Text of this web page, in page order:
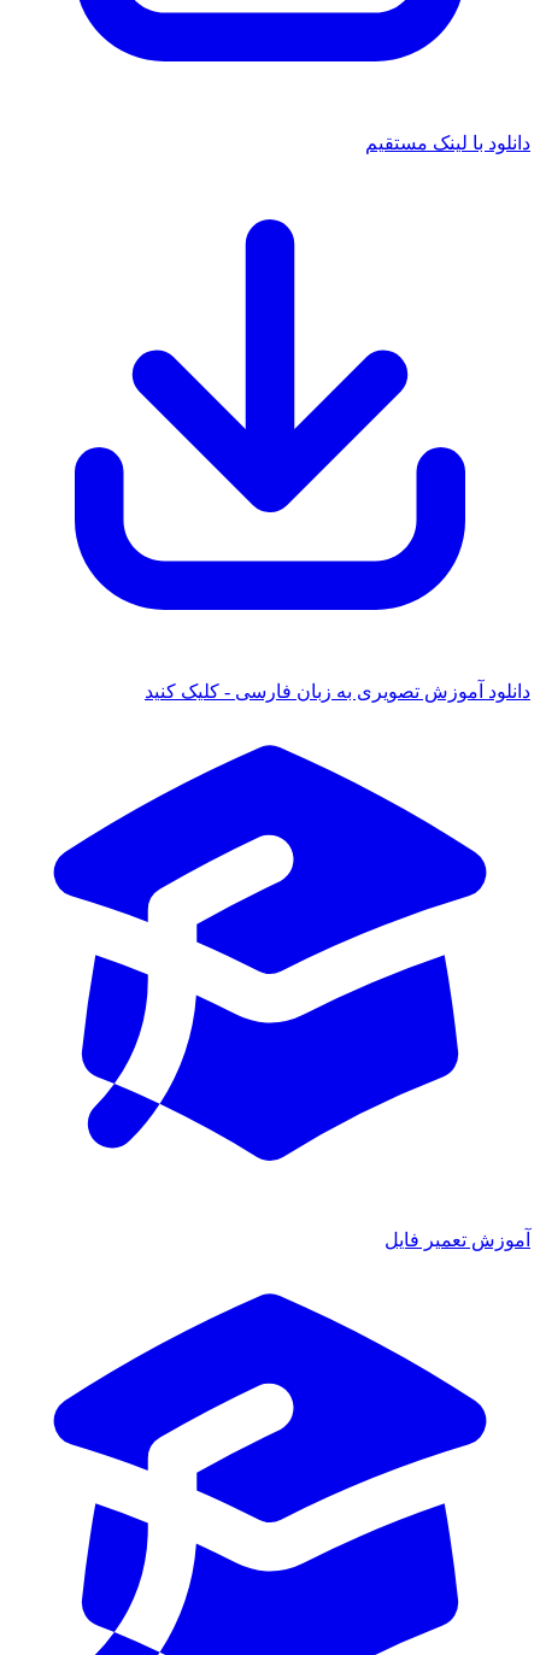
با لینک مستقیم
آموزش تصویری به زبان فارسی - کلیک کنید
تعمیر فایل